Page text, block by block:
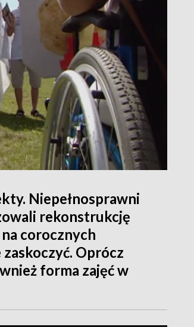
Niepełnosprawni
rekonstrukcję
corocznych
Oprócz
forma zajęć w